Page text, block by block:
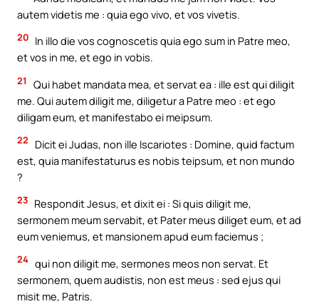
autem videtis me : quia ego vivo, et vos vivetis.
20 In illo die vos cognoscetis quia ego sum in Patre meo,
et vos in me, et ego in vobis.
21
Qui habet mandata mea, et servat ea : ille est qui diligit
me. Qui autem diligit me, diligetur a Patre meo : et ego
diligam eum, et manifestabo ei meipsum.
22
Dicit ei Judas, non ille Iscariotes : Domine, quid factum
est, quia manifestaturus es nobis teipsum, et non mundo
?
23 Respondit Jesus, et dixit ei : Si quis diligit me,
sermonem meum servabit, et Pater meus diliget eum, et ad
eum veniemus, et mansionem apud eum faciemus ;
24 qui non diligit me, sermones meos non servat. Et
sermonem, quem audistis, non est meus : sed ejus qui
misit me, Patris.